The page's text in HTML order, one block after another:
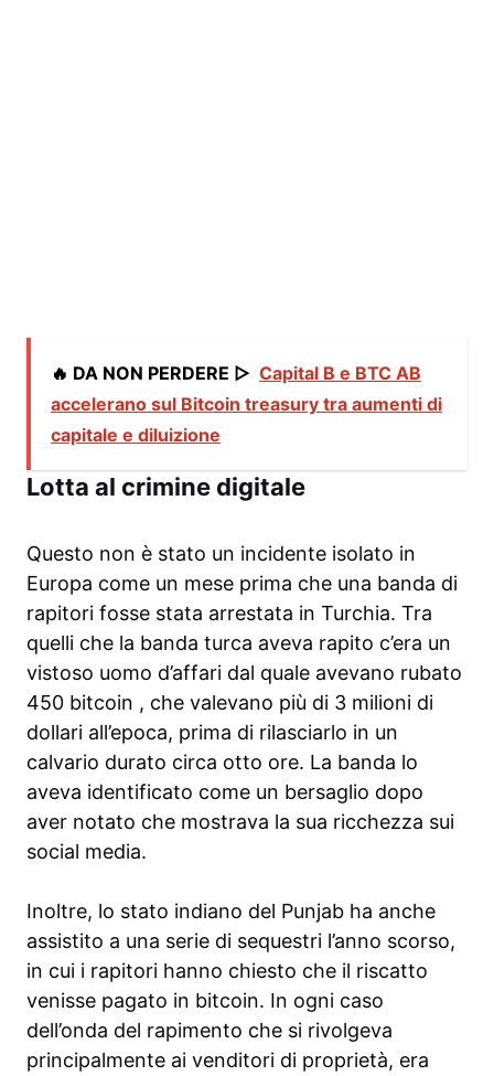
🔥 DA NON PERDERE ▷ Capital B e BTC AB
accelerano sul Bitcoin treasury tra aumenti di
capitale e diluizione
Lotta al crimine digitale
Questo non è stato un incidente isolato in
Europa come un mese prima che una banda di
rapitori fosse stata arrestata in Turchia. Tra
quelli che la banda turca aveva rapito c’era un
vistoso uomo d’affari dal quale avevano rubato
450 bitcoin , che valevano più di 3 milioni di
dollari all’epoca, prima di rilasciarlo in un
calvario durato circa otto ore. La banda lo
aveva identificato come un bersaglio dopo
aver notato che mostrava la sua ricchezza sui
social media.
Inoltre, lo stato indiano del Punjab ha anche
assistito a una serie di sequestri l’anno scorso,
in cui i rapitori hanno chiesto che il riscatto
venisse pagato in bitcoin. In ogni caso
dell’onda del rapimento che si rivolgeva
principalmente ai venditori di proprietà, era